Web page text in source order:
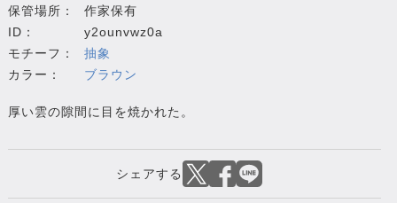
保管場所：
作家保有
ID：
y2ounvwz0a
モチーフ：
抽象
カラー：
ブラウン
厚い雲の隙間に目を焼かれた。